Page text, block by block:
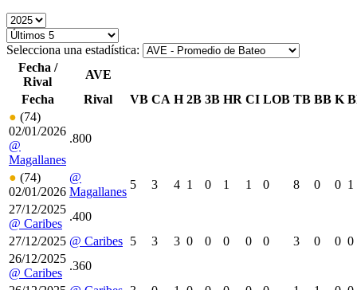
Selecciona una estadística:
Fecha /
Rival
AVE
Fecha
Rival VB CA H 2B 3B HR CI LOB TB BB K
● (74)
02/01/2026
@
Magallanes
.800
● (74)
02/01/2026
@
Magallanes
5 3 4 1 0 1 1 0 8 0 0 1
27/12/2025
@ Caribes
.400
27/12/2025 @ Caribes 5 3 3 0 0 0 0 0 3 0 0 0
26/12/2025
@ Caribes
.360